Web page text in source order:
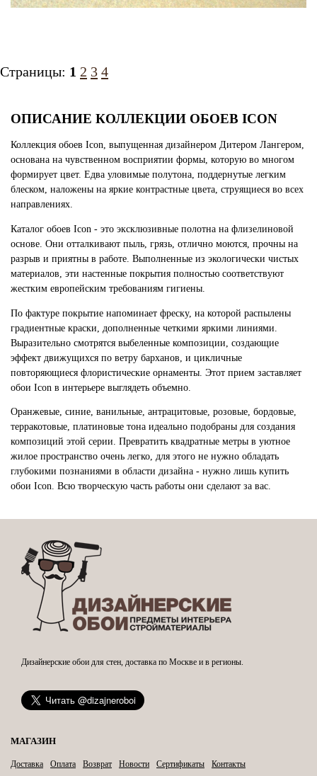
Страницы: 1 2 3 4
ОПИСАНИЕ КОЛЛЕКЦИИ ОБОЕВ ICON
Коллекция обоев Icon, выпущенная дизайнером Дитером Лангером,
основана на чувственном восприятии формы, которую во многом
формирует цвет. Едва уловимые полутона, поддернутые легким
блеском, наложены на яркие контрастные цвета, струящиеся во всех
направлениях.
Каталог обоев Icon - это эксклюзивные полотна на флизелиновой
основе. Они отталкивают пыль, грязь, отлично моются, прочны на
разрыв и приятны в работе. Выполненные из экологически чистых
материалов, эти настенные покрытия полностью соответствуют
жестким европейским требованиям гигиены.
По фактуре покрытие напоминает фреску, на которой распылены
градиентные краски, дополненные четкими яркими линиями.
Выразительно смотрятся выбеленные композиции, создающие
эффект движущихся по ветру барханов, и цикличные
повторяющиеся флористические орнаменты. Этот прием заставляет
обои Icon в интерьере выглядеть объемно.
Оранжевые, синие, ванильные, антрацитовые, розовые, бордовые,
терракотовые, платиновые тона идеально подобраны для создания
композиций этой серии. Превратить квадратные метры в уютное
жилое пространство очень легко, для этого не нужно обладать
глубокими познаниями в области дизайна - нужно лишь купить
обои Icon. Всю творческую часть работы они сделают за вас.
Дизайнерские обои для стен, доставка по Москве и в регионы.
МАГАЗИН
Доставка Оплата Возврат Новости Сертификаты Контакты